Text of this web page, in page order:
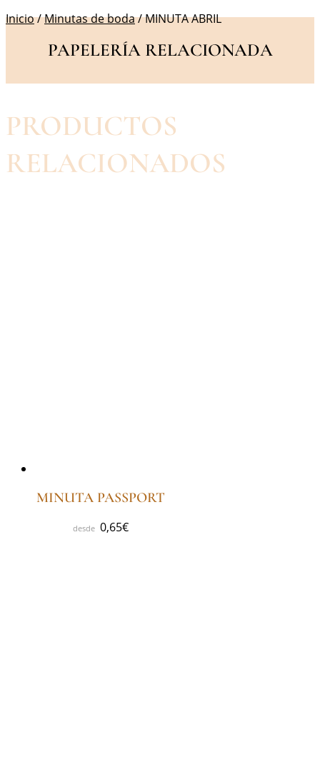
Inicio/Minutas de boda/ MINUTA ABRIL
PAPELERÍA RELACIONADA
PRODUCTOS
RELACIONADOS
MINUTA PASSPORT
0,65€